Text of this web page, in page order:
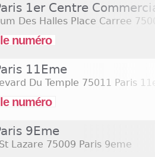
1er Centre
Des Halles Place Carree
numéro
11Eme
Du Temple 75011 Paris
numéro
9Eme
Lazare 75009 Paris 9eme